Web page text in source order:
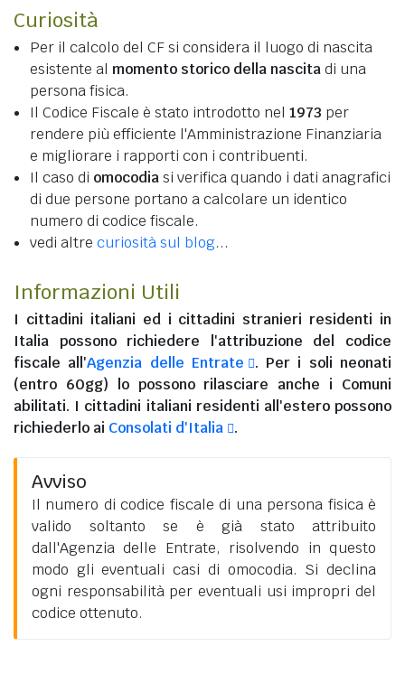
Curiosità
Per il calcolo del CF si considera il luogo di nascita
esistente al momento storico della nascitadi una
persona fisica.
Il Codice Fiscale è stato introdotto nel 1973 per
rendere più efficiente l'Amministrazione Finanziaria
e migliorare i rapporti con i contribuenti.
Il caso di omocodiasi verifica quando i dati anagrafici
di due persone portano a calcolare un identico
numero di codice fiscale.
vedi altre curiosità sul blog...
Informazioni Utili
I cittadini italiani ed i cittadini stranieri residenti in
Italia possono richiedere l'attribuzione del codice
fiscale all'Agenzia delle Entrate
. Per i soli neonati
(entro 60gg) lo possono rilasciare anche i Comuni
abilitati. I cittadini italiani residenti all'esteropossono
richiederlo ai Consolati d'Italia .
Avviso
Il numero di codice fiscale di una persona fisica è
valido soltanto se è già stato attribuito
dall'Agenzia delle Entrate, risolvendo in questo
modo gli eventuali casi di omocodia. Si declina
ogni responsabilità per eventuali usi impropri del
codice ottenuto.